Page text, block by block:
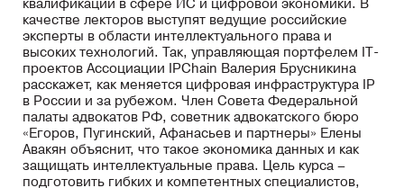
квалификации в сфере ИС и цифровой экономики. В
качестве лекторов выступят ведущие российские
эксперты в области интеллектуального права и
высоких технологий. Так, управляющая портфелем IT-
проектов Ассоциации IPChain Валерия Брусникина
расскажет, как меняется цифровая инфраструктура IP
в России и за рубежом. Член Совета Федеральной
палаты адвокатов РФ, советник адвокатского бюро
«Егоров, Пугинский, Афанасьев и партнеры» Елены
Авакян объяснит, что такое экономика данных и как
защищать интеллектуальные права. Цель курса –
подготовить гибких и компетентных специалистов,